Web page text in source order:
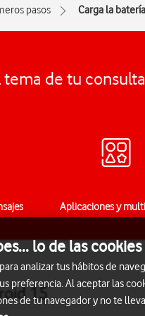
pasos Carga la batería
tema de tu consulta
Aplicaciones y
15
lo de las cookies
analizar tus hábitos de
preferencia. Al aceptar las
de tu navegador y no te